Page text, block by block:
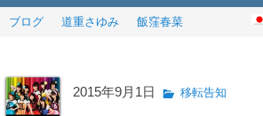
ブログ 道重さゆみ 飯窪春菜
2015年9月1日 移転告知